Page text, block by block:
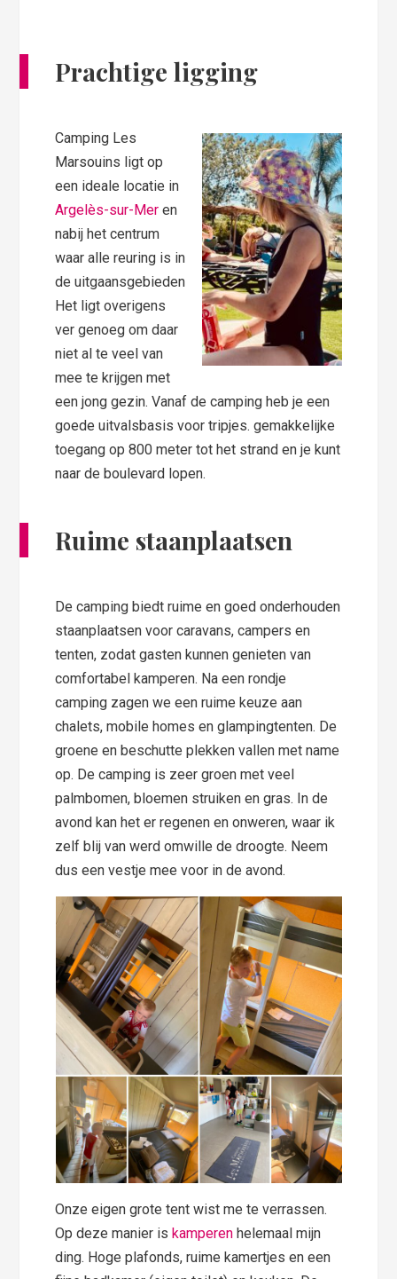
Prachtige ligging
Camping Les
Marsouins ligt op
een ideale locatie in
Argelès-sur-Mer en
nabij het centrum
waar alle reuring is in
de uitgaansgebieden
Het ligt overigens
ver genoeg om daar
niet al te veel van
mee te krijgen met
een jong gezin. Vanaf de camping heb je een
goede uitvalsbasis voor tripjes. gemakkelijke
toegang op 800 meter tot het strand en je kunt
naar de boulevard lopen.
Ruime staanplaatsen
De camping biedt ruime en goed onderhouden
staanplaatsen voor caravans, campers en
tenten, zodat gasten kunnen genieten van
comfortabel kamperen. Na een rondje
camping zagen we een ruime keuze aan
chalets, mobile homes en glampingtenten. De
groene en beschutte plekken vallen met name
op. De camping is zeer groen met veel
palmbomen, bloemen struiken en gras. In de
avond kan het er regenen en onweren, waar ik
zelf blij van werd omwille de droogte. Neem
dus een vestje mee voor in de avond.
Onze eigen grote tent wist me te verrassen.
Op deze manier iskamperen helemaal mijn
ding. Hoge plafonds, ruime kamertjes en een